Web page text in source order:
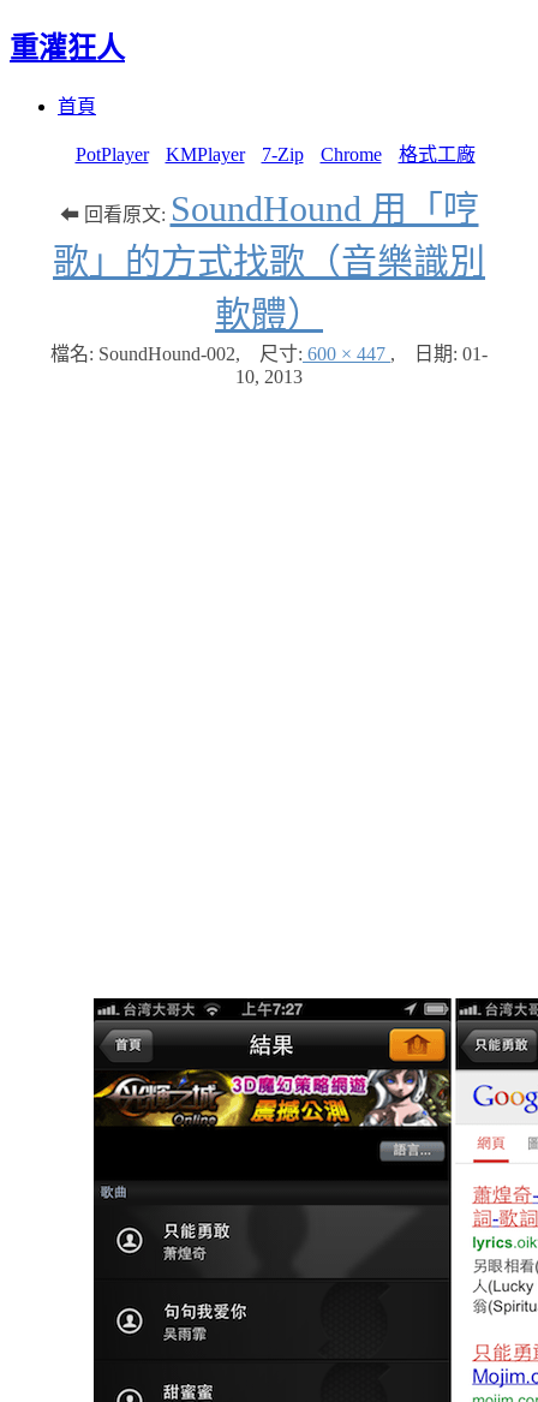
重灌狂人
首頁
PotPlayer KMPlayer 7-Zip Chrome 格式工廠
⬅ 回看原文: SoundHound 用「哼
歌」的方式找歌（音樂識別
軟體）
檔名: SoundHound-002, 尺寸: 600 × 447 , 日期: 01-
10, 2013